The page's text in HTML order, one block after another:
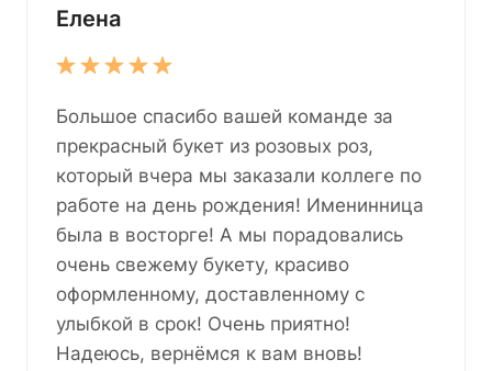
Елена
Большое спасибо вашей команде за
прекрасный букет из розовых роз,
который вчера мы заказали коллеге по
работе на день рождения! Именинница
была в восторге! А мы порадовались
очень свежему букету, красиво
оформленному, доставленному с
улыбкой в срок! Очень приятно!
Надеюсь, вернёмся к вам вновь!